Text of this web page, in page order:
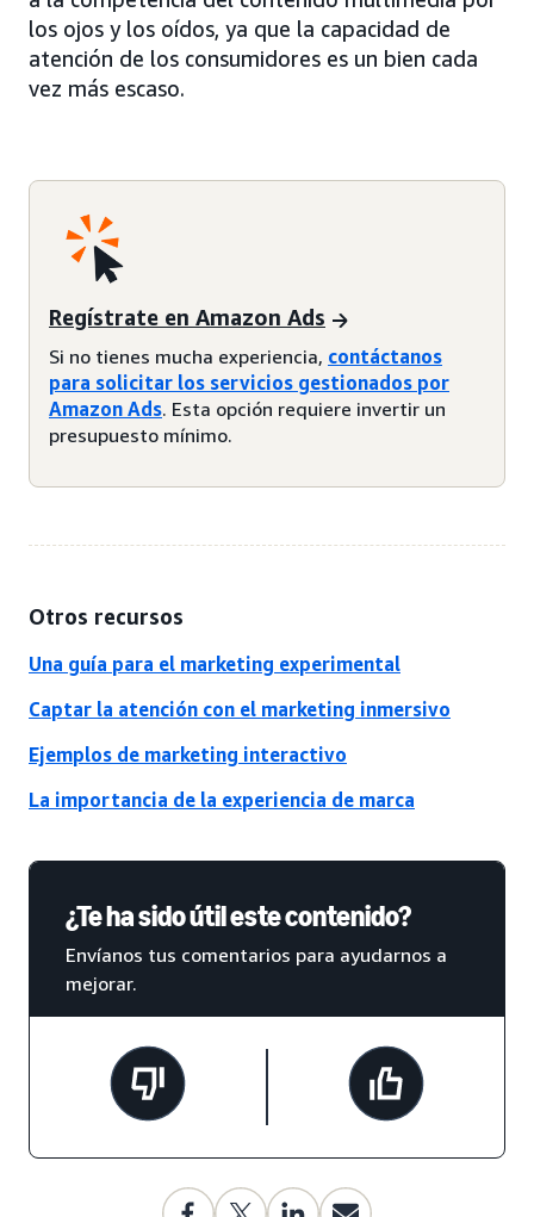
los ojos y los oídos, ya que la capacidad de
atención de los consumidores es un bien cada
vez más escaso.
Regístrate en Amazon Ads
Si no tienes mucha experiencia, contáctanos
para solicitar los servicios gestionados por
Amazon Ads. Esta opción requiere invertir un
presupuesto mínimo.
Otros recursos
Una guía para el marketing experimental
Captar la atención con el marketing inmersivo
Ejemplos de marketing interactivo
La importancia de la experiencia de marca
¿Te ha sido útil este contenido?
Envíanos tus comentarios para ayudarnos a
mejorar.